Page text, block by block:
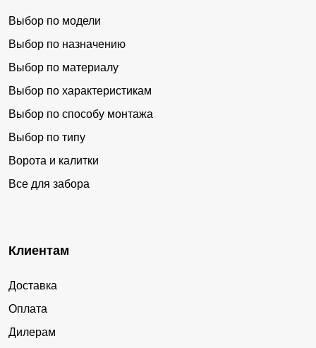
Выбор по модели
Выбор по назначению
Выбор по материалу
Выбор по характеристикам
Выбор по способу монтажа
Выбор по типу
Ворота и калитки
Все для забора
Клиентам
Доставка
Оплата
Дилерам